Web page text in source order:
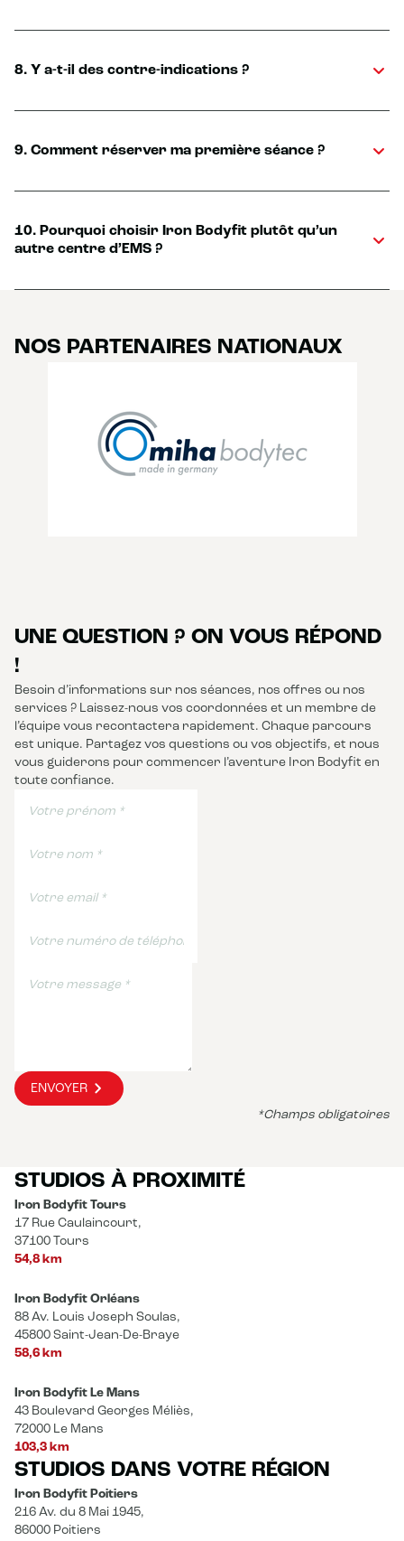
8. Y a-t-il des contre-indications ?
9. Comment réserver ma première séance ?
10. Pourquoi choisir Iron Bodyfit plutôt qu’un
autre centre d’EMS ?
NOS PARTENAIRES NATIONAUX
UNE QUESTION ? ON VOUS RÉPOND
!
Besoin d’informations sur nos séances, nos offres ou nos
services ? Laissez-nous vos coordonnées et un membre de
l’équipe vous recontactera rapidement. Chaque parcours
est unique. Partagez vos questions ou vos objectifs, et nous
vous guiderons pour commencer l’aventure Iron Bodyfit en
toute confiance.
ENVOYER
*Champs obligatoires
STUDIOS À PROXIMITÉ
Iron Bodyfit Tours
17 Rue Caulaincourt,
37100 Tours
54,8 km
Iron Bodyfit Orléans
88 Av. Louis Joseph Soulas,
45800 Saint-Jean-De-Braye
58,6 km
Iron Bodyfit Le Mans
43 Boulevard Georges Méliès,
72000 Le Mans
103,3 km
STUDIOS DANS VOTRE RÉGION
Iron Bodyfit Poitiers
216 Av. du 8 Mai 1945,
86000 Poitiers